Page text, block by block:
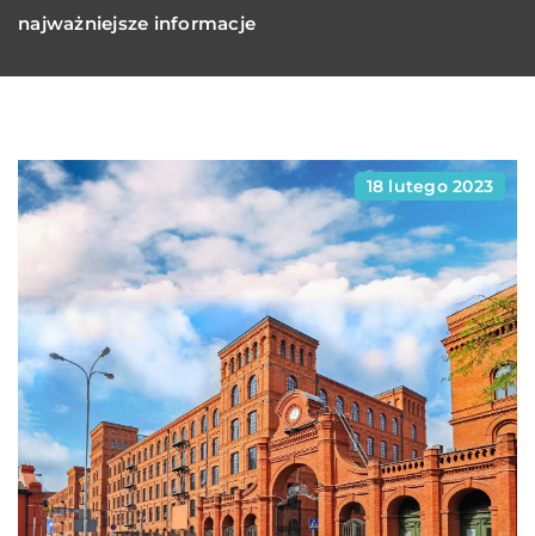
najważniejsze informacje
18 lutego 2023